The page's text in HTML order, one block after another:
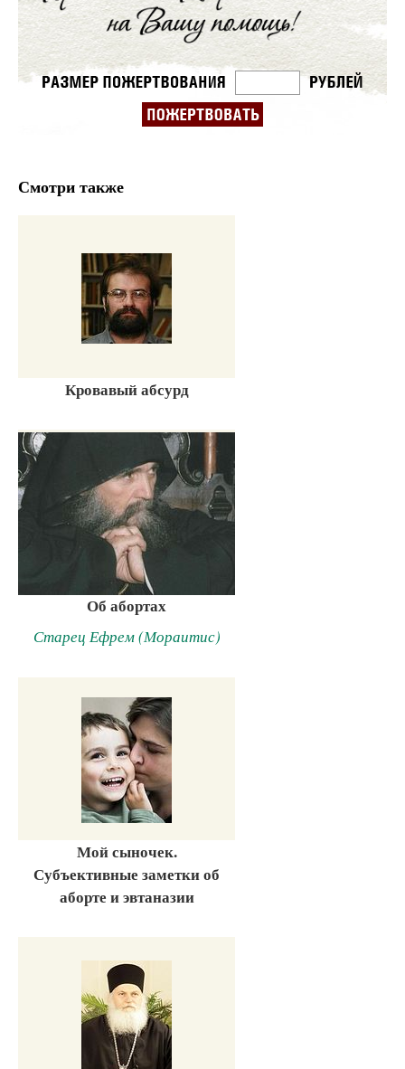
Смотри также
Кровавый абсурд
Об абортах
Старец Ефрем (Мораитис)
Мой сыночек.
Субъективные заметки об
аборте и эвтаназии